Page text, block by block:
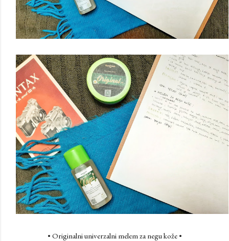
• Originalni univerzalni melem za negu kože •